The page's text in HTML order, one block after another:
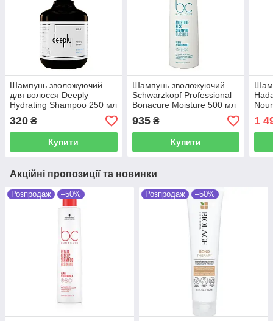
Шампунь зволожуючий
для волосся Deeply
Hydrating Shampoo 250 мл
320 ₴
Купити
Шампунь зволожуючий
Schwarzkopf Professional
Bonacure Moisture 500 мл
935₴
Купити
1
Акційні пропозиції та новинки
Розпродаж –50% Розпродаж –50%